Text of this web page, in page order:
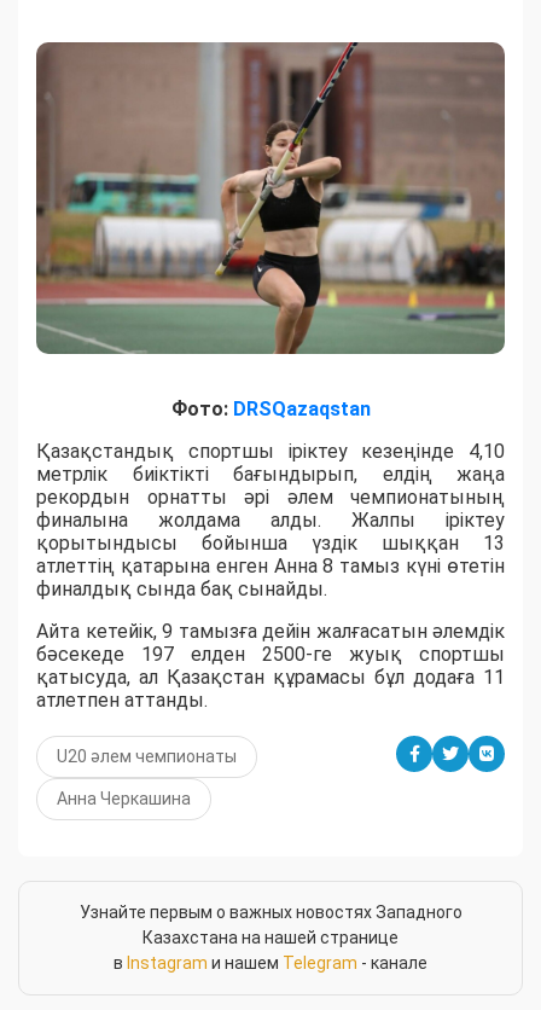
Фото: DRSQazaqstan
Қазақстандық спортшы іріктеу кезеңінде 4,10
метрлік биіктікті бағындырып, елдің жаңа
рекордын орнатты әрі әлем чемпионатының
финалына жолдама алды. Жалпы іріктеу
қорытындысы бойынша үздік шыққан 13
атлеттің қатарына енген Анна 8 тамыз күні өтетін
финалдық сында бақ сынайды.
Айта кетейік, 9 тамызға дейін жалғасатын әлемдік
бәсекеде 197 елден 2500-ге жуық спортшы
қатысуда, ал Қазақстан құрамасы бұл додаға 11
атлетпен аттанды.
U20 әлем чемпионаты
Анна Черкашина
Узнайте первым о важных новостях Западного
Казахстана на нашей странице
в Instagram и нашем Telegram - канале